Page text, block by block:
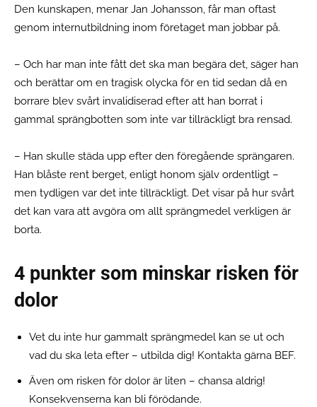
Den kunskapen, menar Jan Johansson, får man oftast
genom internutbildning inom företaget man jobbar på.
– Och har man inte fått det ska man begära det, säger han
och berättar om en tragisk olycka för en tid sedan då en
borrare blev svårt invalidiserad efter att han borrat i
gammal sprängbotten som inte var tillräckligt bra rensad.
– Han skulle städa upp efter den föregående sprängaren.
Han blåste rent berget, enligt honom själv ordentligt –
men tydligen var det inte tillräckligt. Det visar på hur svårt
det kan vara att avgöra om allt sprängmedel verkligen är
borta.
4 punkter som minskar risken för
dolor
Vet du inte hur gammalt sprängmedel kan se ut och
vad du ska leta efter – utbilda dig! Kontakta gärna BEF.
Även om risken för dolor är liten – chansa aldrig!
Konsekvenserna kan bli förödande.